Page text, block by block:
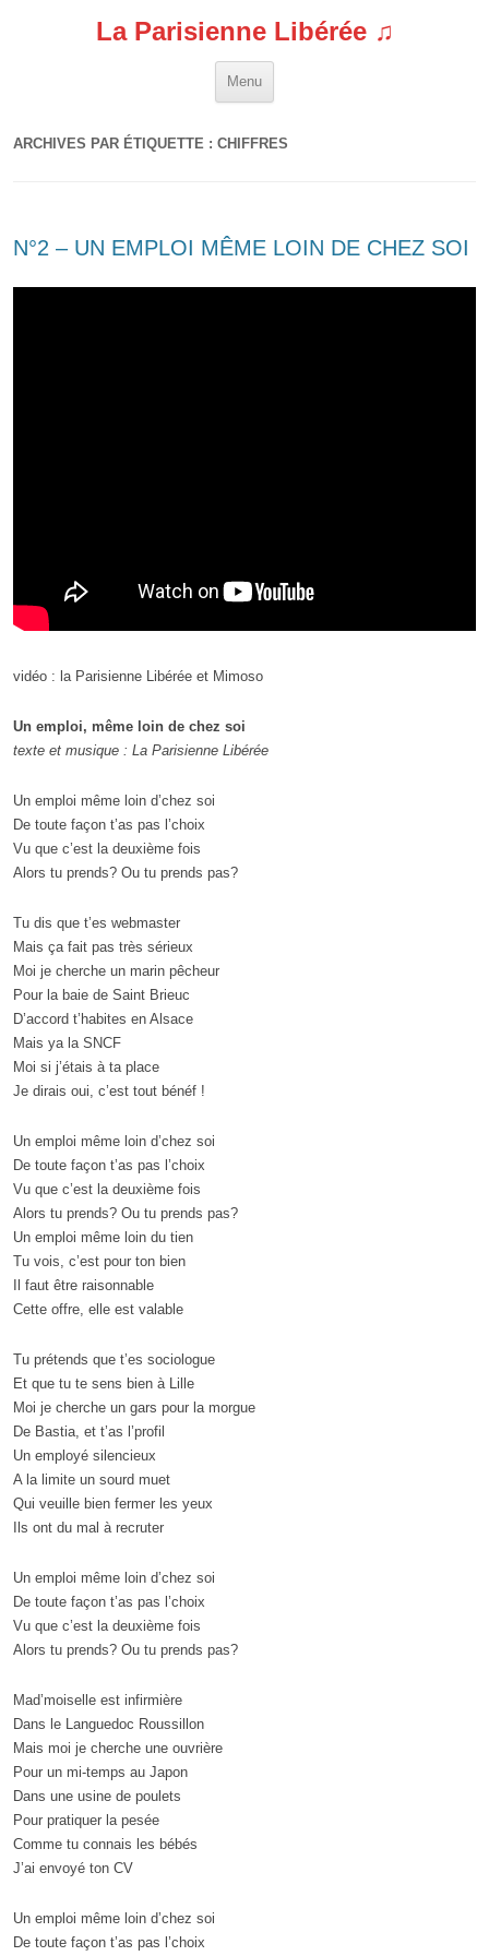
La Parisienne Libérée ♫
Menu
ARCHIVES PAR ÉTIQUETTE : CHIFFRES
N°2 – UN EMPLOI MÊME LOIN DE CHEZ SOI
vidéo : la Parisienne Libérée et Mimoso
Un emploi, même loin de chez soi
texte et musique : La Parisienne Libérée
Un emploi même loin d’chez soi
De toute façon t’as pas l’choix
Vu que c’est la deuxième fois
Alors tu prends? Ou tu prends pas?
Tu dis que t’es webmaster
Mais ça fait pas très sérieux
Moi je cherche un marin pêcheur
Pour la baie de Saint Brieuc
D’accord t’habites en Alsace
Mais ya la SNCF
Moi si j’étais à ta place
Je dirais oui, c’est tout bénéf !
Un emploi même loin d’chez soi
De toute façon t’as pas l’choix
Vu que c’est la deuxième fois
Alors tu prends? Ou tu prends pas?
Un emploi même loin du tien
Tu vois, c’est pour ton bien
Il faut être raisonnable
Cette offre, elle est valable
Tu prétends que t’es sociologue
Et que tu te sens bien à Lille
Moi je cherche un gars pour la morgue
De Bastia, et t’as l’profil
Un employé silencieux
A la limite un sourd muet
Qui veuille bien fermer les yeux
Ils ont du mal à recruter
Un emploi même loin d’chez soi
De toute façon t’as pas l’choix
Vu que c’est la deuxième fois
Alors tu prends? Ou tu prends pas?
Mad’moiselle est infirmière
Dans le Languedoc Roussillon
Mais moi je cherche une ouvrière
Pour un mi-temps au Japon
Dans une usine de poulets
Pour pratiquer la pesée
Comme tu connais les bébés
J’ai envoyé ton CV
Un emploi même loin d’chez soi
De toute façon t’as pas l’choix